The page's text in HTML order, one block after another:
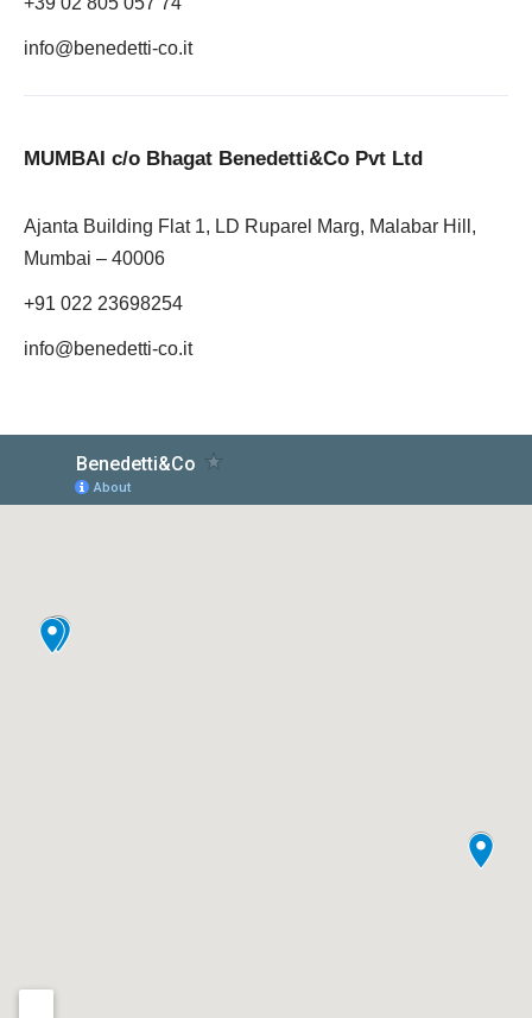
info@benedetti-co.it
MUMBAI c/o Bhagat Benedetti&Co Pvt Ltd
Ajanta Building Flat 1, LD Ruparel Marg, Malabar Hill,
Mumbai – 40006
+91 022 23698254
info@benedetti-co.it